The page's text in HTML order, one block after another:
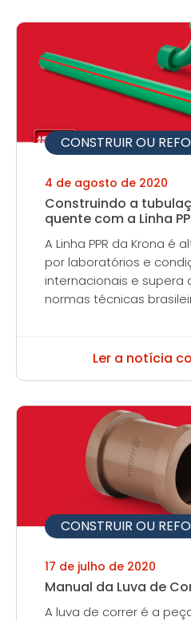
CONSTRUIR OU
4 de agosto de 2020
Construindo a
quente com a Linha
A Linha PPR da Krona
por laboratórios e
internacionais e supera
normas técnicas
Ler a notícia
CONSTRUIR OU
17 de julho de 2020
Manual da Luva de
A luva de correr é a